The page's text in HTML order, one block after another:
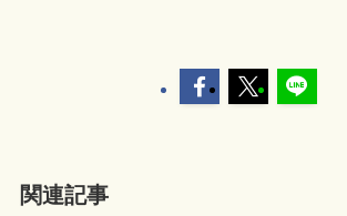
関連記事